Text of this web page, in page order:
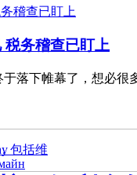
包括维
税务稽查已盯上
落下帷幕了，想必